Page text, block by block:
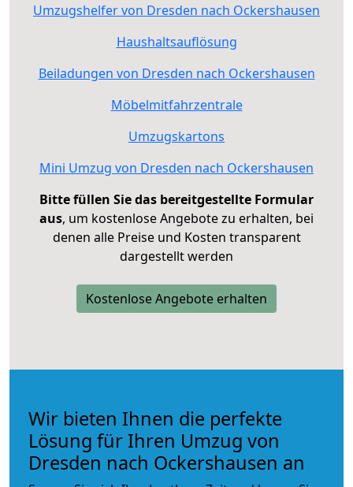
Umzugshelfer von Dresden nach Ockershausen
Haushaltsauflösung
Beiladungen von Dresden nach Ockershausen
Möbelmitfahrzentrale
Umzugskartons
Mini Umzug von Dresden nach Ockershausen
Bitte füllen Sie das bereitgestellte Formular
aus, um kostenlose Angebote zu erhalten, bei
denen alle Preise und Kosten transparent
dargestellt werden
Kostenlose Angebote erhalten
Wir bieten Ihnen die perfekte
Lösung für Ihren Umzug von
Dresden nach Ockershausen an